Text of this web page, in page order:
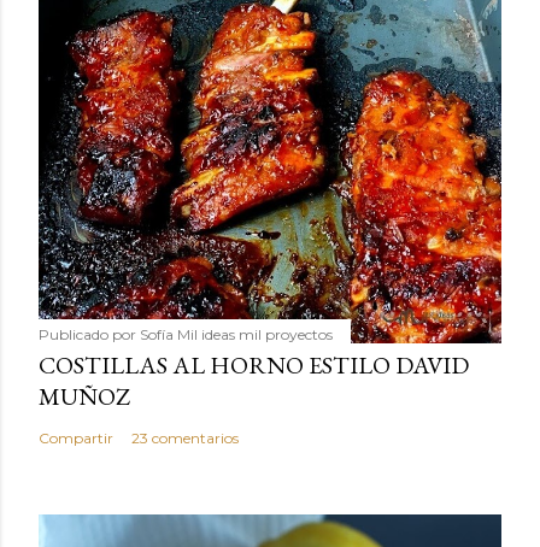
Publicado por Sofía Mil ideas mil proyectos
COSTILLAS AL HORNO ESTILO DAVID
MUÑOZ
Compartir 23 comentarios